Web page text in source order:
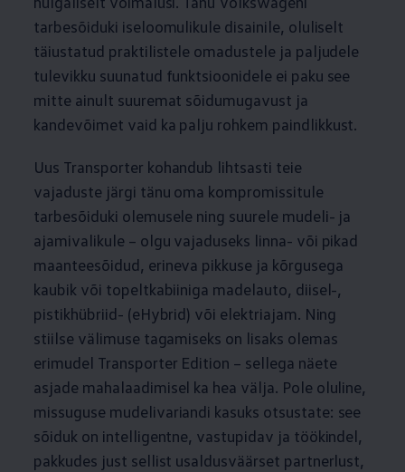
tarbesõiduki iseloomulikule disainile, oluliselt
täiustatud praktilistele omadustele ja paljudele
tulevikku suunatud funktsioonidele ei paku see
mitte ainult suuremat sõidumugavust ja
kandevõimet vaid ka palju rohkem paindlikkust.
Uus Transporter kohandub lihtsasti teie
vajaduste järgi tänu oma kompromissitule
tarbesõiduki olemusele ning suurele mudeli- ja
ajamivalikule – olgu vajaduseks linna- või pikad
maanteesõidud, erineva pikkuse ja kõrgusega
kaubik või topeltkabiiniga madelauto, diisel-,
pistikhübriid- (eHybrid) või elektriajam. Ning
stiilse välimuse tagamiseks on lisaks olemas
erimudel Transporter Edition – sellega näete
asjade mahalaadimisel ka hea välja. Pole oluline,
missuguse mudelivariandi kasuks otsustate: see
sõiduk on intelligentne, vastupidav ja töökindel,
pakkudes just sellist usaldusväärset partnerlust,